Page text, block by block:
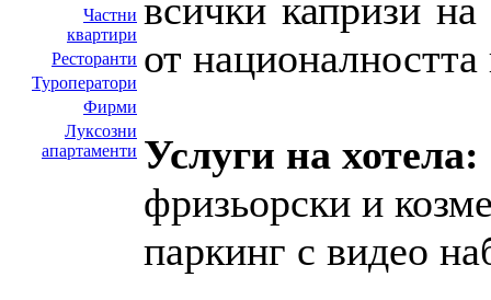
Частни
квартири
Ресторанти
Туроператори
Фирми
Луксозни
апартаменти
всички капризи
от
Услуги на хотела:
фризьорски и
паркинг с видео